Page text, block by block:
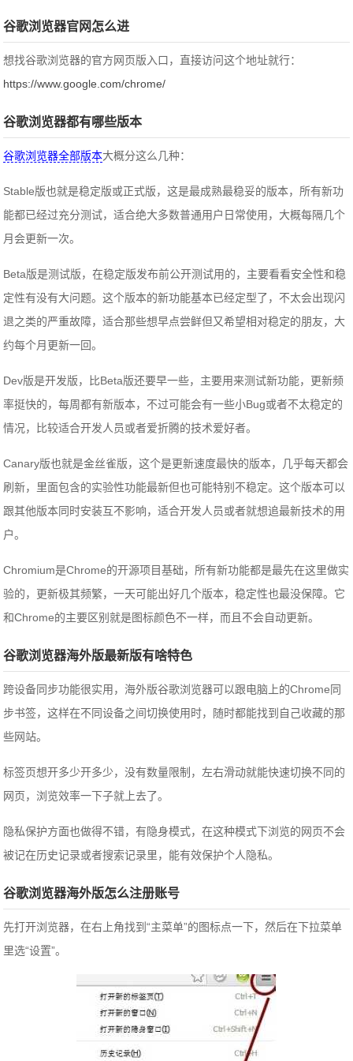
谷歌浏览器官网怎么进
想找谷歌浏览器的官方网页版入口，直接访问这个地址就行：
https://www.google.com/chrome/
谷歌浏览器都有哪些版本
谷歌浏览器全部版本大概分这么几种：
Stable版也就是稳定版或正式版，这是最成熟最稳妥的版本，所有新功
能都已经过充分测试，适合绝大多数普通用户日常使用，大概每隔几个
月会更新一次。
Beta版是测试版，在稳定版发布前公开测试用的，主要看看安全性和稳
定性有没有大问题。这个版本的新功能基本已经定型了，不太会出现闪
退之类的严重故障，适合那些想早点尝鲜但又希望相对稳定的朋友，大
约每个月更新一回。
Dev版是开发版，比Beta版还要早一些，主要用来测试新功能，更新频
率挺快的，每周都有新版本，不过可能会有一些小Bug或者不太稳定的
情况，比较适合开发人员或者爱折腾的技术爱好者。
Canary版也就是金丝雀版，这个是更新速度最快的版本，几乎每天都会
刷新，里面包含的实验性功能最新但也可能特别不稳定。这个版本可以
跟其他版本同时安装互不影响，适合开发人员或者就想追最新技术的用
户。
Chromium是Chrome的开源项目基础，所有新功能都是最先在这里做实
验的，更新极其频繁，一天可能出好几个版本，稳定性也最没保障。它
和Chrome的主要区别就是图标颜色不一样，而且不会自动更新。
谷歌浏览器海外版最新版有啥特色
跨设备同步功能很实用，海外版谷歌浏览器可以跟电脑上的Chrome同
步书签，这样在不同设备之间切换使用时，随时都能找到自己收藏的那
些网站。
标签页想开多少开多少，没有数量限制，左右滑动就能快速切换不同的
网页，浏览效率一下子就上去了。
隐私保护方面也做得不错，有隐身模式，在这种模式下浏览的网页不会
被记在历史记录或者搜索记录里，能有效保护个人隐私。
谷歌浏览器海外版怎么注册账号
先打开浏览器，在右上角找到“主菜单”的图标点一下，然后在下拉菜单
里选“设置”。